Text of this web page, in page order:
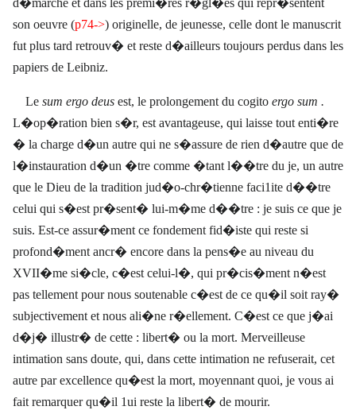
d�marche et dans les premi�res r�gl�es qui repr�sentent
son oeuvre (p74->) originelle, de jeunesse, celle dont le manuscrit
fut plus tard retrouv� et reste d�ailleurs toujours perdus dans les
papiers de Leibniz.
Le sum ergo deus est, le prolongement du cogito ergo sum .
L�op�ration bien s�r, est avantageuse, qui laisse tout enti�re
� la charge d�un autre qui ne s�assure de rien d�autre que de
l�instauration d�un �tre comme �tant l��tre du je, un autre
que le Dieu de la tradition jud�o-chr�tienne faci1ite d��tre
celui qui s�est pr�sent� lui-m�me d��tre : je suis ce que je
suis. Est-ce assur�ment ce fondement fid�iste qui reste si
profond�ment ancr� encore dans la pens�e au niveau du
XVII�me si�cle, c�est celui-l�, qui pr�cis�ment n�est
pas tellement pour nous soutenable c�est de ce qu�il soit ray�
subjectivement et nous ali�ne r�ellement. C�est ce que j�ai
d�j� illustr� de cette : libert� ou la mort. Merveilleuse
intimation sans doute, qui, dans cette intimation ne refuserait, cet
autre par excellence qu�est la mort, moyennant quoi, je vous ai
fait remarquer qu�il 1ui reste la libert� de mourir.